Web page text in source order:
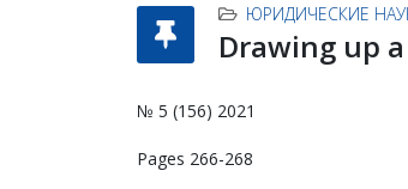
ЮРИДИЧЕСКИЕ
Drawing up
№ 5 (156) 2021
Pages 266-268